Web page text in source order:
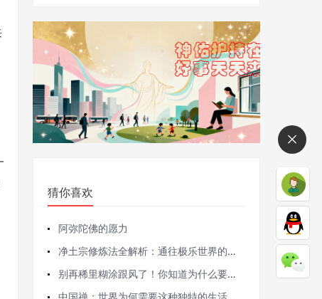
猜你喜欢
阿弥陀佛的愿力
净土宗修炼法全解析：通往极乐世界的修行密码
别再稀里糊涂跟风了！你知道为什么要开光吗？
中国禅：世界为何需要这种独特的生活思维方式？